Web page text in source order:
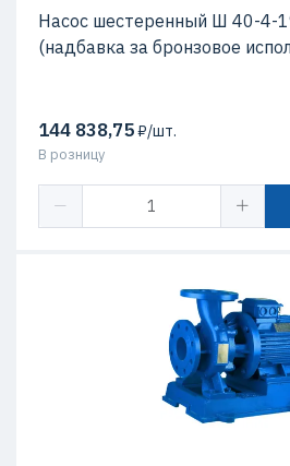
Насос шестеренный Ш 40-4-
(надбавка за бронзовое
144 838,75₽/шт.
В розницу